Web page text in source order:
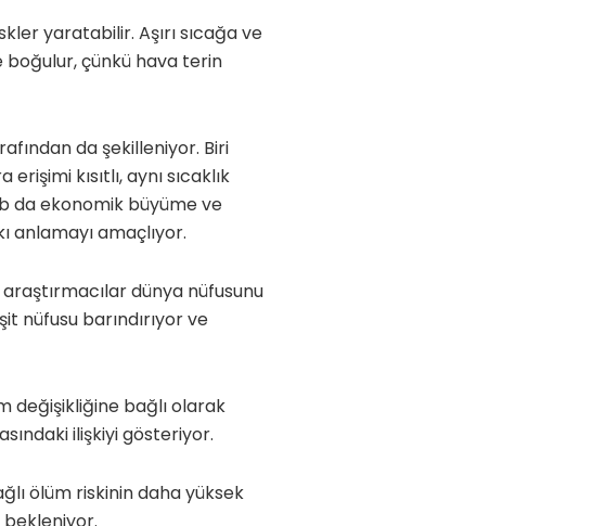
yaratabilir. Aşırı sıcağa ve
boğulur, çünkü hava terin
da şekilleniyor. Biri
kısıtlı, aynı sıcaklık
da ekonomik büyüme ve
amaçlıyor.
dünya nüfusunu
nüfusu barındırıyor ve
değişikliğine bağlı olarak
ilişkiyi gösteriyor.
ölüm riskinin daha yüksek
bekleniyor.